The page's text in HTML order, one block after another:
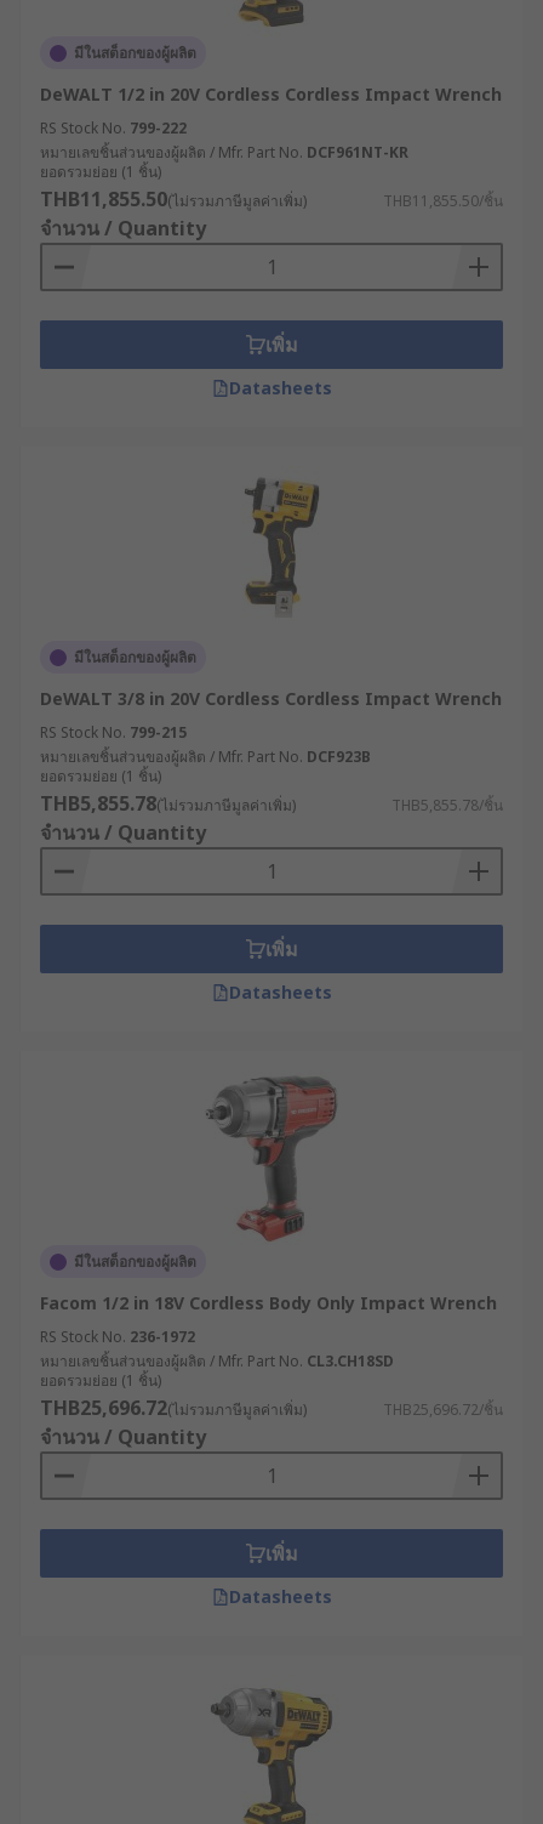
มีในสต็อกของผู้ผลิต
DeWALT 1/2 in 20V Cordless Cordless Impact Wrench
RS Stock No. 799-222
หมายเลขชิ้นส่วนของผู้ผลิต / Mfr. Part No. DCF961NT-KR
ยอดรวมย่อย (1 ชิ้น)
THB11,855.50(ไม่รวมภาษีมูลค่าเพิ่ม) THB11,855.50/ชิ้น
จำนวน / Quantity
เพิ่ม
Datasheets
มีในสต็อกของผู้ผลิต
DeWALT 3/8 in 20V Cordless Cordless Impact Wrench
RS Stock No. 799-215
หมายเลขชิ้นส่วนของผู้ผลิต / Mfr. Part No. DCF923B
ยอดรวมย่อย (1 ชิ้น)
THB5,855.78(ไม่รวมภาษีมูลค่าเพิ่ม) THB5,855.78/ชิ้น
จำนวน / Quantity
เพิ่ม
Datasheets
มีในสต็อกของผู้ผลิต
Facom 1/2 in 18V Cordless Body Only Impact Wrench
RS Stock No. 236-1972
หมายเลขชิ้นส่วนของผู้ผลิต / Mfr. Part No. CL3.CH18SD
ยอดรวมย่อย (1 ชิ้น)
THB25,696.72(ไม่รวมภาษีมูลค่าเพิ่ม) THB25,696.72/ชิ้น
จำนวน / Quantity
เพิ่ม
Datasheets